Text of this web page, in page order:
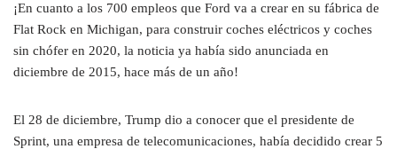
¡En cuanto a los 700 empleos que Ford va a crear en su fábrica de
Flat Rock en Michigan, para construir coches eléctricos y coches
sin chófer en 2020, la noticia ya había sido anunciada en
diciembre de 2015, hace más de un año!
El 28 de diciembre, Trump dio a conocer que el presidente de
Sprint, una empresa de telecomunicaciones, había decidido crear 5